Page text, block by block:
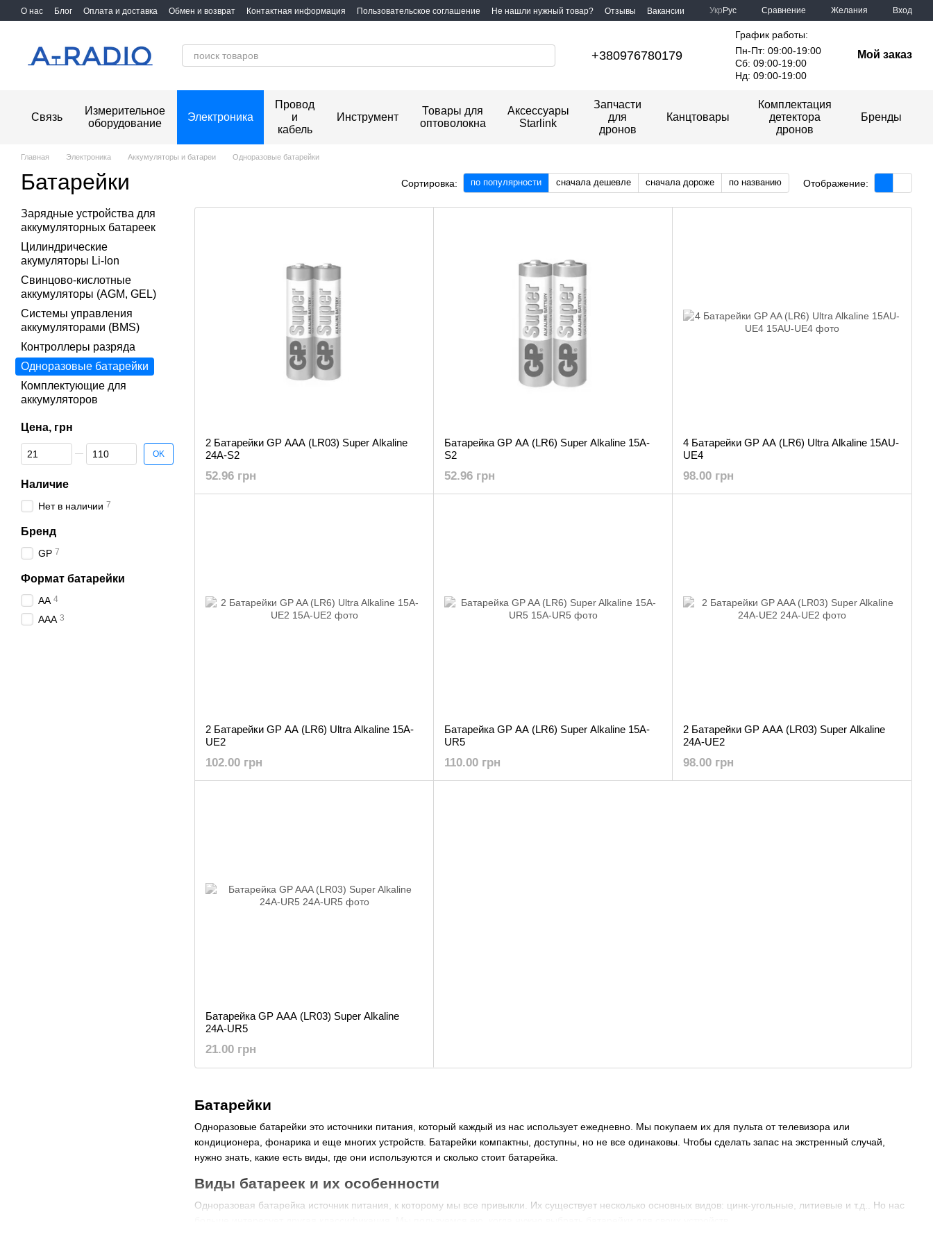
Перейти к основному контенту
О нас Блог Оплата и доставка Обмен и возврат Контактная информация Пользовательское соглашение Не нашли нужный товар? Отзывы Вакансии Укр Рус Сравнение Желания Вход
+380976780179
График работы:
Пн-Пт: 09:00-19:00
Сб: 09:00-19:00
Нд: 09:00-19:00
Мой заказ
Связь
Измерительное
оборудование
Электроника
Провод
и
кабель
Инструмент
Товары для
оптоволокна
Аксессуары
Starlink
Запчасти
для
дронов
Канцтовары
Комплектация
детектора
дронов
Бренды
Главная Электроника Аккумуляторы и батареи Одноразовые батарейки
Батарейки Сортировка: по популярности сначала дешевле сначала дороже по названию Отображение:
Батарейки
Одноразовые батарейки это источники питания, который каждый из нас использует ежедневно. Мы покупаем их для пульта от телевизора или
кондиционера, фонарика и еще многих устройств. Батарейки компактны, доступны, но не все одинаковы. Чтобы сделать запас на экстренный случай,
нужно знать, какие есть виды, где они используются и сколько стоит батарейка.
Виды батареек и их особенности
Одноразовая батарейка источник питания, к которому мы все привыкли. Их существует несколько основных видов: цинк-угольные, литиевые и т.д.. Но нас
2 Батарейки GP AAA (LR03) Super Alkaline
24A-S2
52.96 грн
Батарейка GP AA (LR6) Super Alkaline 15A-
S2
52.96 грн
4 Батарейки GP AA (LR6) Ultra Alkaline 15AU-
UE4
98.00 грн
2 Батарейки GP AA (LR6) Ultra Alkaline 15A-
UE2
102.00 грн
Батарейка GP AA (LR6) Super Alkaline 15A-
UR5
110.00 грн
2 Батарейки GP AAA (LR03) Super Alkaline
24A-UE2
98.00 грн
Батарейка GP AAA (LR03) Super Alkaline
24A-UR5
21.00 грн
Зарядные устройства для
аккумуляторных батареек
Цилиндрические
акумуляторы Li-Ion
Свинцово-кислотные
аккумуляторы (AGM, GEL)
Системы управления
аккумуляторами (BMS)
Контроллеры разряда
Одноразовые батарейки
Комплектующие для
аккумуляторов
Цена, грн
От Цена, грн
До Цена, грн OK
Наличие
Нет в наличии 7
Бренд
GP 7
Формат батарейки
AA 4
AAA 3